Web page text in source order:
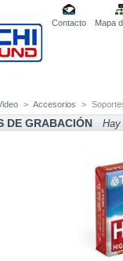
Contacto Mapa
> Accesorios >
DE GRABACIÓN Hay